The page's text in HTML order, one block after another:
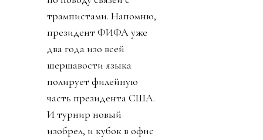
трампистами. Напомню,
президент ФИФА уже
два года изо всей
шершавости языка
полирует филейную
часть президента США.
И турнир новый
изобрел, и кубок в офис